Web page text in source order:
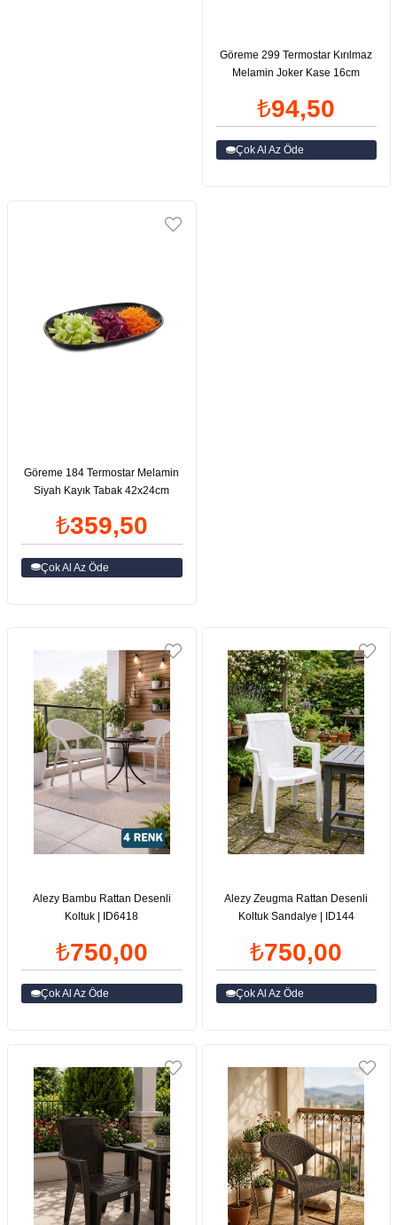
Göreme 299 Termostar Kırılmaz
Melamin Joker Kase 16cm
₺94,50
Çok Al Az Öde
Göreme 184 Termostar Melamin
Siyah Kayık Tabak 42x24cm
₺359,50
Çok Al Az Öde
Alezy Bambu Rattan Desenli
Koltuk | ID6418
₺750,00
Çok Al Az Öde
Alezy Zeugma Rattan Desenli
Koltuk Sandalye | ID144
₺750,00
Çok Al Az Öde